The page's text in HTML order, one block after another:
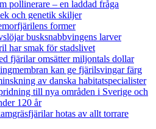
pollinerare – en laddad fråga
och genetik skiljer
former
busksnabbvingens larver
har smak för stadslivet
fjärilar omsätter miljontals dollar
kan ge fjärilsvingar färg
av danska habitatspecialister
till nya områden i Sverige och
120 år
hotas av allt torrare